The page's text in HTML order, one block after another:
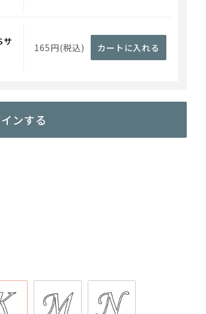
サ
165円(税込) カートに入れる
ンする